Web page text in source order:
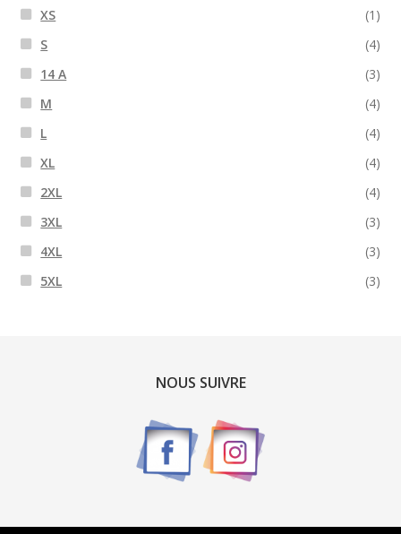
XS
(1)
S
(4)
14 A
(3)
M
(4)
L
(4)
XL
(4)
2XL
(4)
3XL
(3)
4XL
(3)
5XL
(3)
NOUS SUIVRE